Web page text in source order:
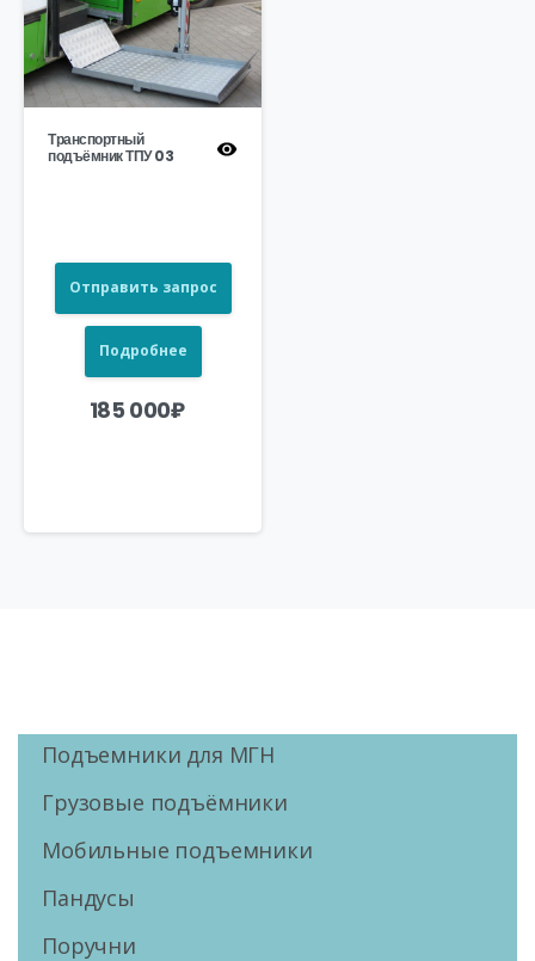
Транспортный
подъёмник ТПУ 03
Отправить запрос
Подробнее
185 000₽
Подъемники для МГН
Грузовые подъёмники
Мобильные подъемники
Пандусы
Поручни